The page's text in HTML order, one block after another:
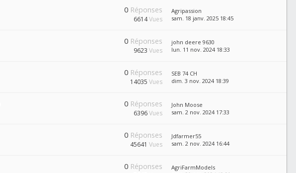
0 Réponses
6614Vues
Agripassion
sam. 18 janv. 2025 18:45
0 Réponses
9623 Vues
john deere 9630
lun. 11 nov. 2024 18:33
0 Réponses
14035 Vues
SEB 74 CH
dim. 3 nov. 2024 18:39
0 Réponses
6396Vues
John Moose
sam. 2 nov. 2024 17:33
0 Réponses
45641 Vues
Jdfarmer55
sam. 2 nov. 2024 16:44
0 Réponses
AgriFarmModels